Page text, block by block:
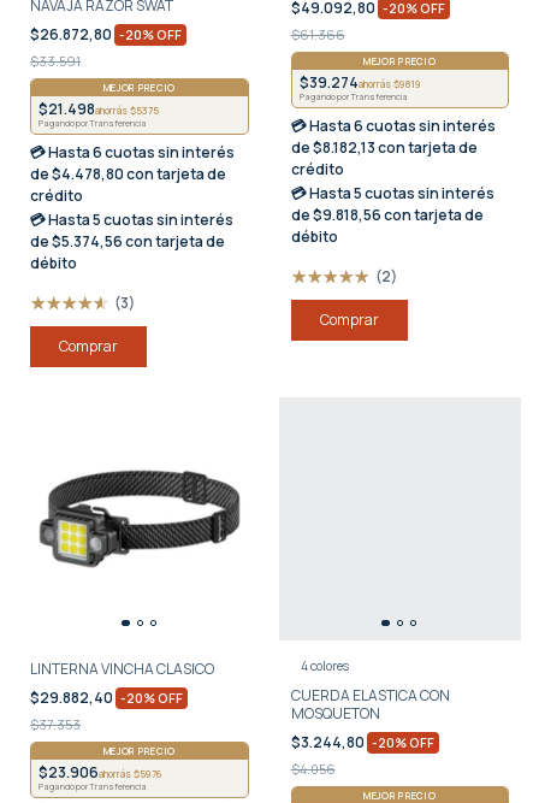
NAVAJA RAZOR SWAT
$26.872,80 -20%OFF
$33.591
MEJOR PRECIO
$21.498ahorrás $5375
Pagando por Transferencia
💳 Hasta6 cuotas sin interés
de $4.478,80 con tarjeta de
crédito
💳 Hasta5 cuotas sin interés
de $5.374,56 con tarjeta de
débito
(3)
Comprar
$49.092,80 -20%OFF
$61.366
MEJOR PRECIO
$39.274ahorrás $9819
Pagando por Transferencia
💳 Hasta6 cuotas sin interés
de $8.182,13 con tarjeta de
crédito
💳 Hasta5 cuotas sin interés
de $9.818,56 con tarjeta de
débito
(2)
Comprar
LINTERNA VINCHA CLASICO
$29.882,40 -20%OFF
$37.353
MEJOR PRECIO
$23.906ahorrás $5976
Pagando por Transferencia
4 colores
CUERDA ELASTICA CON
MOSQUETON
$3.244,80 -20%OFF
$4.056
MEJOR PRECIO